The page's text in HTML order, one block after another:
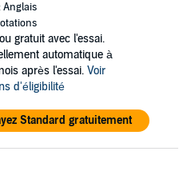
with helping her, her demon
her...will Evie ever be free?
Dreamscape Media, LLC
Anglais
ou gratuit avec l'essai.
automatique à
après l'essai. Voir
d'éligibilité
Standard gratuitement